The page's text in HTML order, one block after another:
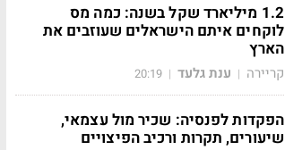
1.2 מיליארד שקל בשנה: כמה מס
לוקחים איתם הישראלים שעוזבים את
הארץ
קריירה | ענת גלעד |
20:19
הפקדות לפנסיה: שכיר מול עצמאי,
שיעורים, תקרות ורכיב הפיצויים